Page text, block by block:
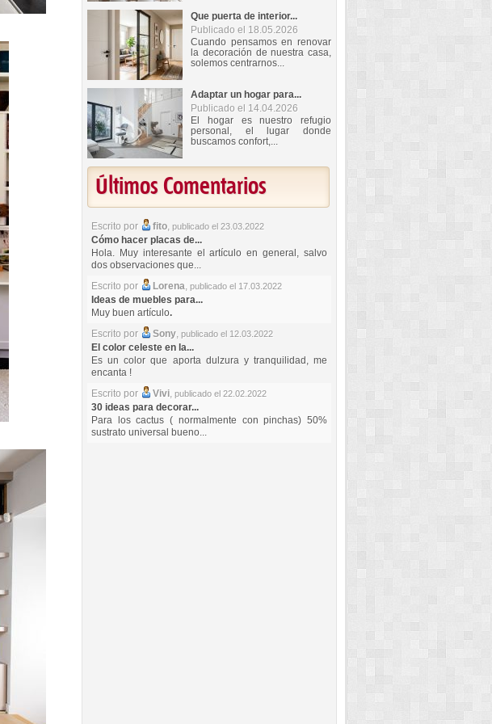
Que puerta de interior...
Publicado el 18.05.2026
Cuando pensamos en renovar
la decoración de nuestra casa,
solemos centrarnos...
Adaptar un hogar para...
Publicado el 14.04.2026
El hogar es nuestro refugio
personal, el lugar donde
buscamos confort,...
Últimos Comentarios
Escrito por fito, publicado el 23.03.2022
Cómo hacer placas de...
Hola. Muy interesante el artículo en general, salvo
dos observaciones que...
Escrito por
Lorena, publicado el 17.03.2022
Ideas de muebles para...
Muy buen artículo.
Escrito por
Sony, publicado el 12.03.2022
El color celeste en la...
Es un color que aporta dulzura y tranquilidad, me
encanta !
Escrito por
Vivi, publicado el 22.02.2022
30 ideas para decorar...
Para los cactus ( normalmente con pinchas) 50%
sustrato universal bueno...